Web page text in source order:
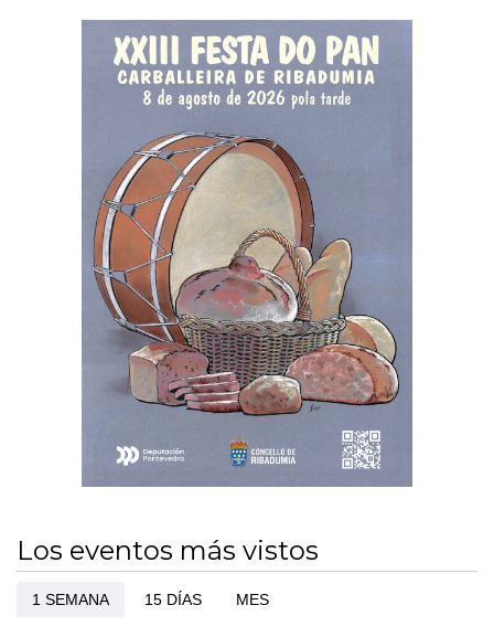
Los eventos más vistos
1 SEMANA 15 DÍAS MES